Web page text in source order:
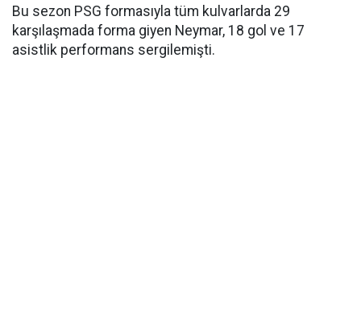
Bu sezon PSG formasıyla tüm kulvarlarda 29
karşılaşmada forma giyen Neymar, 18 gol ve 17
asistlik performans sergilemişti.